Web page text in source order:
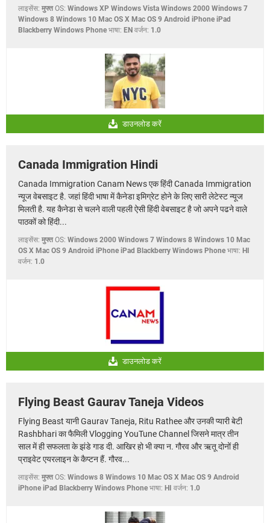
लाइसेंस: मुफ्त OS: Windows XP Windows Vista Windows 2000 Windows 7
Windows 8 Windows 10 Mac OS X Mac OS 9 Android iPhone iPad
Blackberry Windows Phone भाषा: EN वर्जन: 1.0
डाउनलोड करें
Canada Immigration Hindi
Canada Immigration Canam News एक हिंदी Canada Immigration
न्यूज वेबसाइट है. जहां हिंदी भाषा में कैनेडा इमिग्रेट होने के लिए सारी लेटेस्ट न्यूज
मिलती है. यह कैनेडा से चलने वाली पहली ऐसी हिंदी वेबसाइट है जो अपने पढने वाले
पाठकों को हिंदी...
लाइसेंस: मुफ्त OS: Windows 2000 Windows 7 Windows 8 Windows 10 Mac
OS X Mac OS 9 Android iPhone iPad Blackberry Windows Phone भाषा: HI
वर्जन: 1.0
डाउनलोड करें
Flying Beast Gaurav Taneja Videos
Flying Beast यानी Gaurav Taneja, Ritu Rathee और उनकी प्यारी बेटी
Rashbhari का फैमिली Vlogging YouTune Channel जिसने मात्र तीन
साल में ही सफलता के झंडे गाड दी. आखिर हो भी क्या न. गौरव और ऋतू दोनों ही
प्राइवेट एयरलाइन के कैप्टन हैं. गौरव...
लाइसेंस: मुफ्त OS: Windows 8 Windows 10 Mac OS X Mac OS 9 Android
iPhone iPad Blackberry Windows Phone भाषा: HI वर्जन: 1.0